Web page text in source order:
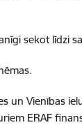
sekot
un Vienības
ERAF